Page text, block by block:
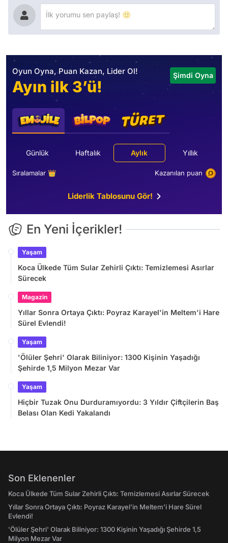
Oyun Oyna, Puan Kazan, Lider Ol!
Ayın ilk 3’ü!
Şimdi Oyna
Günlük Haftalık Aylık Yıllık
Sıralamalar 👑 Kazanılan puan
Liderlik Tablosunu Gör!
En Yeni İçerikler!
Yaşam
Koca Ülkede Tüm Sular Zehirli Çıktı: Temizlemesi Asırlar
Sürecek
Magazin
Yıllar Sonra Ortaya Çıktı: Poyraz Karayel'in Meltem'i Hare
Sürel Evlendi!
Yaşam
'Ölüler Şehri' Olarak Biliniyor: 1300 Kişinin Yaşadığı
Şehirde 1,5 Milyon Mezar Var
Yaşam
Hiçbir Tuzak Onu Durduramıyordu: 3 Yıldır Çiftçilerin Baş
Belası Olan Kedi Yakalandı
Son Eklenenler
Koca Ülkede Tüm Sular Zehirli Çıktı: Temizlemesi Asırlar Sürecek
Yıllar Sonra Ortaya Çıktı: Poyraz Karayel'in Meltem'i Hare Sürel
Evlendi!
'Ölüler Şehri' Olarak Biliniyor: 1300 Kişinin Yaşadığı Şehirde 1,5
Milyon Mezar Var